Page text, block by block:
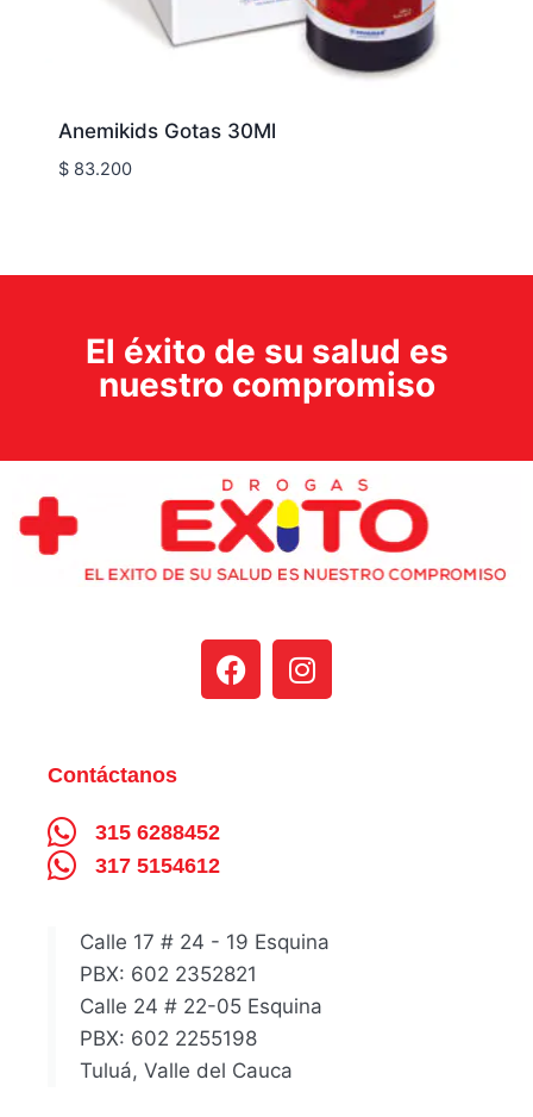
Anemikids Gotas 30Ml
$83.200
El éxito de su salud es
nuestro compromiso
Contáctanos
315 6288452
317 5154612
Calle 17 # 24 - 19 Esquina
PBX: 602 2352821
Calle 24 # 22-05 Esquina
PBX: 602 2255198
Tuluá, Valle del Cauca